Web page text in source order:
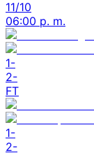
11/10
06:00 p. m.
1-
2-
FT
1-
2-